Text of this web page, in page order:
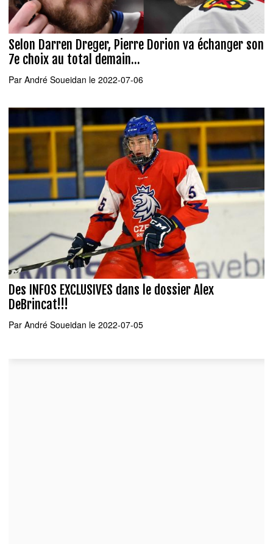
Selon Darren Dreger, Pierre Dorion va échanger son
7e choix au total demain...
Par André Soueidan le 2022-07-06
Des INFOS EXCLUSIVES dans le dossier Alex
DeBrincat!!!
Par André Soueidan le 2022-07-05